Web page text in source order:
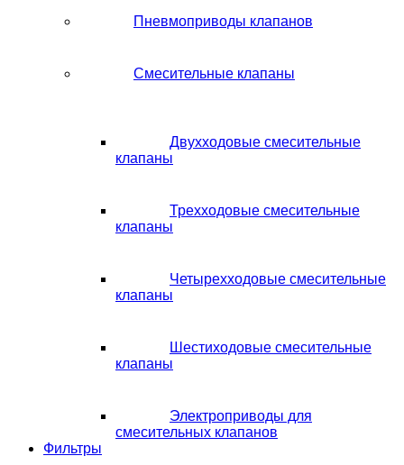
Пневмоприводы клапанов
Смесительные клапаны
Двухходовые смесительные
клапаны
Трехходовые смесительные
клапаны
Четырехходовые смесительные
клапаны
Шестиходовые смесительные
клапаны
Электроприводы для
смесительных клапанов
Фильтры